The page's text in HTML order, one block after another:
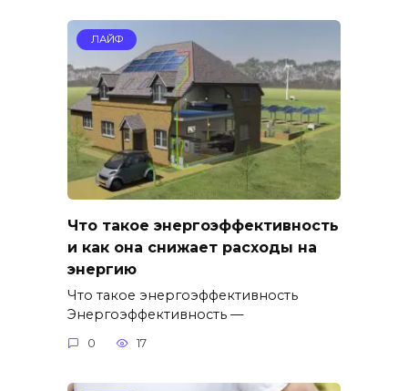
ЛАЙФ
Что такое энергоэффективность
и как она снижает расходы на
энергию
Что такое энергоэффективность
Энергоэффективность —
0 17